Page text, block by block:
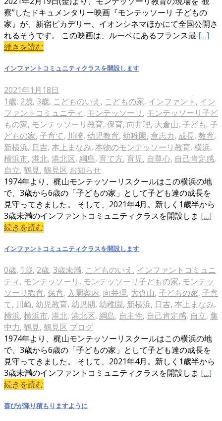
察”したドキュメンタリー映画『モンテッソーリ 子どもの
家』が、新宿ピカデリー、イオンシネマほかにて全国公開さ
れるそうです。 この映画は、ルーベにあるフランス最 […]
続きを読む
インファントコミュニティクラスを開設します
2021年1月18日
1歳, 2歳, 3歳, こどものいえ , こどもの家, インファント , イン
ファントコミュニティ, モンテッソーリ , モンテッソーリ子ど
もの家, モンテッソーリ教育, 保育, 向井理, 大倉山, 子ども, 子
どもの家, 子育て, 川崎, 幼児教育, 幼稚園, 意志力, 成長, 教育,
新横浜, 日吉, 本上まなみ, 本物のモンテッソーリ教育, 横浜,
横浜市, 港北, 港北区, 綱島, 育て方, 育児, 自尊心, 自己肯定感,
自立, 鶴見, 鶴見区 お知らせ
1974年より、梶山モンテッソーリスクールはこの横浜の地
で、3歳から6歳の「子どもの家」として子ども達の成長を
見守ってきました。 そして、2021年4月。新しく1歳半から
3歳未満のインファントコミュニティクラスを開設しま […]
続きを読む
インファントコミュニティクラスを開設します
0歳, 1歳, 2歳, 3歳未満, こどものいえ , インファントコミュニ
ティ, モンテッソーリ , モンテッソーリ子どもの家, モンテッ
ソーリ教育, 保育, 入園案内, 向井理, 大倉山, 子どもの家, 子育
て, 川崎, 幼児教育, 幼児期, 幼稚園, 新横浜, 日吉, 本上まなみ,
横浜, 横浜市, 港北, 港北区, 綱島, 自主性, 自己肯定感, 自立, 集
中力, 鶴見, 鶴見区 ブログ
1974年より、梶山モンテッソーリスクールはこの横浜の地
で、3歳から6歳の「子どもの家」として子ども達の成長を
見守ってきました。 そして、2021年4月。新しく1歳半から
3歳未満のインファントコミュニティクラスを開設しま […]
続きを読む
喜びが降り積もりますように